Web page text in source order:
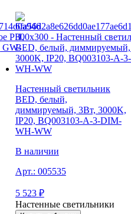
Настенный светильник
BED, белый,
диммируемый, 3Вт, 3000K,
IP20, BQ003103-A-3-DIM-
WH-WW
В наличии
Арт.: 005535
5 523 ₽
Настенные светильники